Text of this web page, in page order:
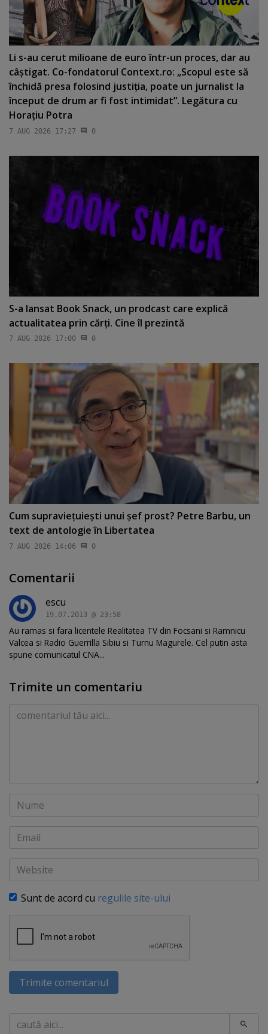
Li s-au cerut milioane de euro într-un proces, dar au
câştigat. Co-fondatorul Context.ro: „Scopul este să
închidă presa folosind justiţia, poate un jurnalist la
început de drum ar fi fost intimidat”. Legătura cu
Horaţiu Potra
7 AUG 2026 17:27 0
S-a lansat Book Snack, un prodcast care explică
actualitatea prin cărţi. Cine îl prezintă
7 AUG 2026 17:00 0
Cum supravieţuieşti unui şef prost? Petre Barbu, un
text de antologie în Libertatea
7 AUG 2026 14:06 0
Comentarii
escu
19.07.2013 @ 23:58
Au ramas si fara licentele Realitatea TV din Focsani si Ramnicu
Valcea si Radio Guerrilla Sibiu si Turnu Magurele. Cel putin asta
spune comunicatul CNA...
Trimite un comentariu
Comentariu
Nume
Email
Website
Sunt de acord cu regulile site-ului
Trimite comentariul
Caută